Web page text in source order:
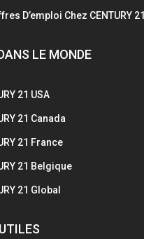
D’emploi Chez CENTURY 21
LE MONDE
21 USA
21 Canada
21 France
21 Belgique
21 Global